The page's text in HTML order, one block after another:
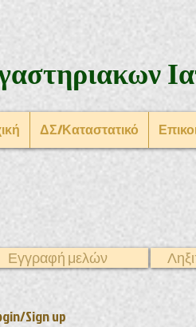
ΔΣ/Καταστατικό
Sign up
Εγγραφή μελών